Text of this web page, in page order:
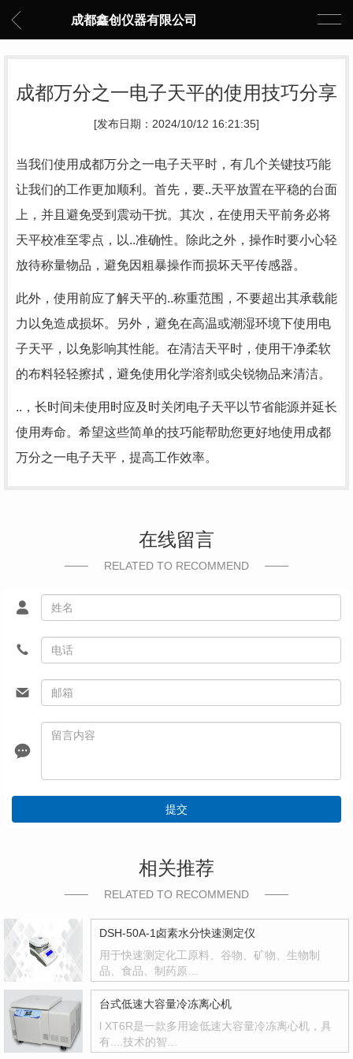
成都鑫创仪器有限公司
成都万分之一电子天平的使用技巧分享
[发布日期：2024/10/12 16:21:35]
当我们使用成都万分之一电子天平时，有几个关键技巧能
让我们的工作更加顺利。首先，要..天平放置在平稳的台面
上，并且避免受到震动干扰。其次，在使用天平前务必将
天平校准至零点，以..准确性。除此之外，操作时要小心轻
放待称量物品，避免因粗暴操作而损坏天平传感器。
此外，使用前应了解天平的..称重范围，不要超出其承载能
力以免造成损坏。另外，避免在高温或潮湿环境下使用电
子天平，以免影响其性能。在清洁天平时，使用干净柔软
的布料轻轻擦拭，避免使用化学溶剂或尖锐物品来清洁。
..，长时间未使用时应及时关闭电子天平以节省能源并延长
使用寿命。希望这些简单的技巧能帮助您更好地使用成都
万分之一电子天平，提高工作效率。
在线留言
RELATED TO RECOMMEND
提交
相关推荐
RELATED TO RECOMMEND
DSH-50A-1卤素水分快速测定仪
用于快速测定化工原料、谷物、矿物、生物制
品、食品、制药原…
台式低速大容量冷冻离心机
l XT6R是一款多用途低速大容量冷冻离心机，具
有....技术的智…